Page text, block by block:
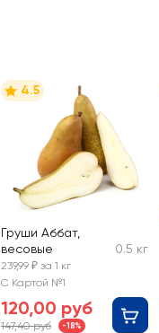
4.5
Груши Аббат,
весовые
0.5 кг
239,99 ₽ за 1 кг
С Картой №1
120,00 руб
147,40 руб -18%